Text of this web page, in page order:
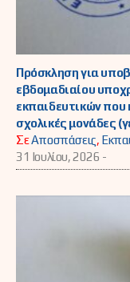
Πρόσκληση για
εβδομαδιαίου
εκπαιδευτικών που
σχολικές μονάδες
ΣεΑποσπάσεις,
31 Ιουλίου, 2026 -